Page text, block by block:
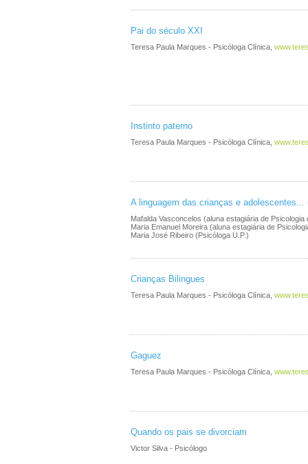
Pai do século XXI
Teresa Paula Marques - Psicóloga Clínica,
Instinto paterno
Teresa Paula Marques - Psicóloga Clínica,
A linguagem das crianças e adolescentes...
Mafalda Vasconcelos (aluna estagiária de Psicologia
Maria Emanuel Moreira (aluna estagiária de
Maria José Ribeiro (Psicóloga U.P.)
Crianças Bilingues
Teresa Paula Marques - Psicóloga Clínica,
Gaguez
Teresa Paula Marques - Psicóloga Clínica,
Quando os pais se divorciam
Victor Silva - Psicólogo